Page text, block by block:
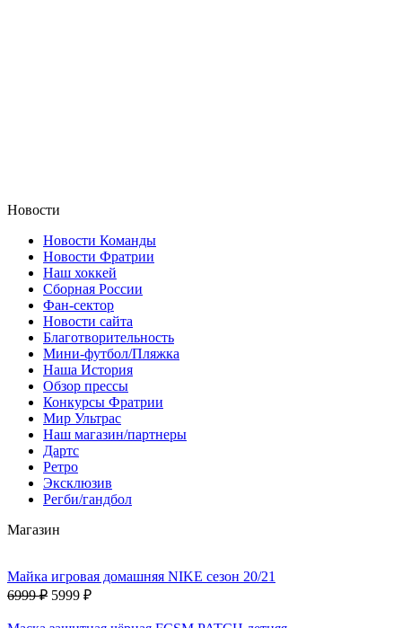
Новости
Новости Команды
Новости Фратрии
Наш хоккей
Сборная России
Фан-cектор
Новости сайта
Благотворительность
Мини-футбол/Пляжка
Наша История
Обзор прессы
Конкурсы Фратрии
Мир Ультрас
Наш магазин/партнеры
Дартс
Ретро
Эксклюзив
Регби/гандбол
Магазин
Майка игровая домашняя NIKE сезон 20/21
6999 ₽ 5999 ₽